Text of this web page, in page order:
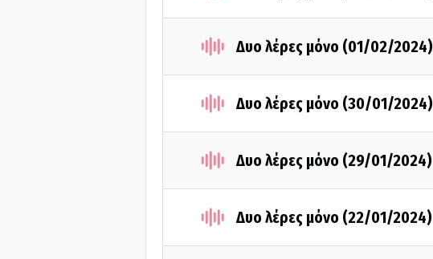
Δυο λέρες μόνο (01/02/2024)
Δυο λέρες μόνο (30/01/2024)
Δυο λέρες μόνο (29/01/2024)
Δυο λέρες μόνο (22/01/2024)